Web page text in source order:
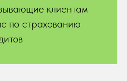
клиентам
по страхованию